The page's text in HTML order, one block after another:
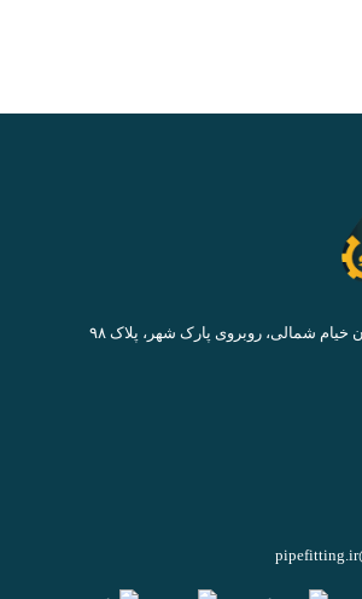
خیام شمالی، روبروی پارک شهر، پلاک ۹۸